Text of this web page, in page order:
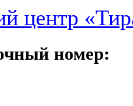
центр
номер: